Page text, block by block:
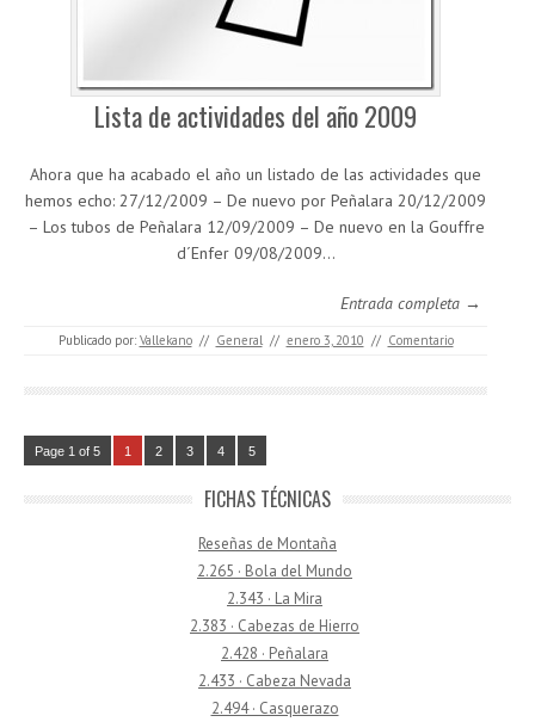
Lista de actividades del año 2009
Ahora que ha acabado el año un listado de las actividades que
hemos echo: 27/12/2009 – De nuevo por Peñalara 20/12/2009
– Los tubos de Peñalara 12/09/2009 – De nuevo en la Gouffre
d´Enfer 09/08/2009…
Entrada completa →
Publicado por: Vallekano // General // enero 3, 2010 // Comentario
Page 1 of 5 1 2 3 4 5
FICHAS TÉCNICAS
Reseñas de Montaña
2.265 · Bola del Mundo
2.343 · La Mira
2.383 · Cabezas de Hierro
2.428 · Peñalara
2.433 · Cabeza Nevada
2.494 · Casquerazo